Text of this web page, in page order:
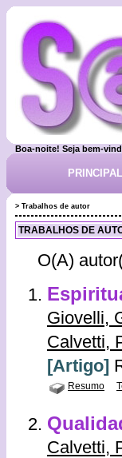
Boa-noite! Seja bem-
PRINCIPAL
> Trabalhos de autor
TRABALHOS DE
O(A)
Giovelli,
Calvetti,
[Artigo]
Resumo
Calvetti,